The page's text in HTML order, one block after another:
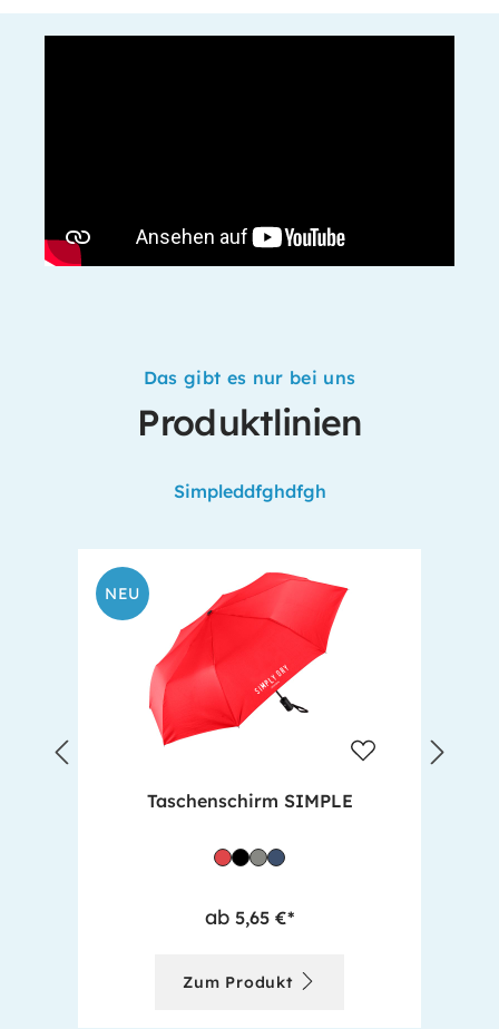
Das gibt es nur bei uns
Produktlinien
Produktgalerie überspringen
Simpleddfghdfgh
NEU
Taschenschirm SIMPLE
ab 5,65 €*
Zum Produkt